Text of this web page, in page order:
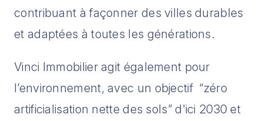
contribuant à façonner des villes durables
et adaptées à toutes les générations.
Vinci Immobilier agit également pour
l’environnement, avec un objectif “zéro
artificialisation nette des sols” d'ici 2030 et